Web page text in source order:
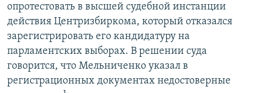
Все сайты РСЕ/РС
опротестовать в высшей судебной инстанции
действия Центризбиркома, который отказался
зарегистрировать его кандидатуру на
парламентских выборах. В решении суда
говорится, что Мельниченко указал в
регистрационных документах недостоверные